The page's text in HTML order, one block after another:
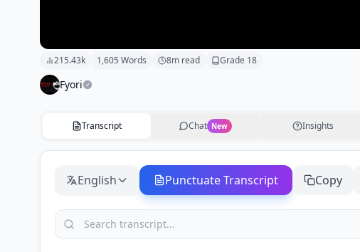
215.43k 1,605 Words 8m read Grade 18
Fyori
Transcript Chat New Insights
English Punctuate Transcript Copy